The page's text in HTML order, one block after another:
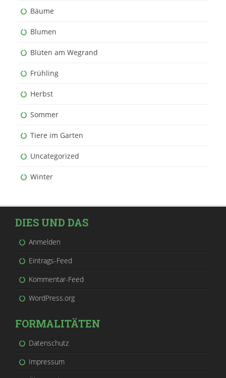
Bäume
Blumen
Blüten am Wegrand
Frühling
Herbst
Sommer
Tiere im Garten
Uncategorized
Winter
DIES UND DAS
Anmelden
Eintrags-Feed
Kommentar-Feed
WordPress.org
FORMALITÄTEN
Datenschutz
Impressum